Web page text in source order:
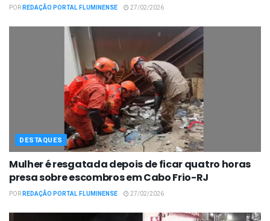
PORREDAÇÃO PORTAL FLUMINENSE 27/02/2026
DESTAQUES
Mulher é resgatada depois de ficar quatro horas
presa sobre escombros em Cabo Frio-RJ
PORREDAÇÃO PORTAL FLUMINENSE 27/02/2026